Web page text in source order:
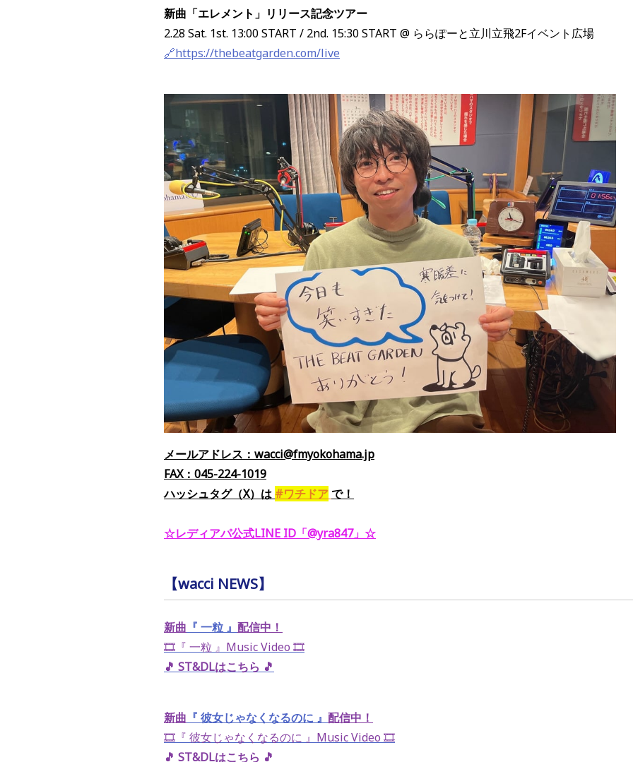
新曲「エレメント」リリース記念ツアー
2.28 Sat. 1st. 13:00 START / 2nd. 15:30 START @ ららぽーと立川立飛2Fイベント広場
🔗https://thebeatgarden.com/live
メールアドレス：wacci@fmyokohama.jp
FAX：045-224-1019
ハッシュタグ（X） は #ワチドアで！
☆レディアパ公式LINE ID「@yra847」 ☆
【wacci NEWS】
新曲 『 一粒 』 配信中！
🎞️『 一粒 』Music Video 🎞️
🎵 ST&DLはこちら 🎵
新曲 『 彼女じゃなくなるのに 』 配信中！
🎞️『 彼女じゃなくなるのに 』Music Video 🎞️
🎵 ST&DLはこちら 🎵